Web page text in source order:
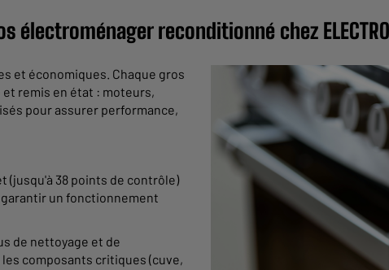
électroménager reconditionné chez ELECTRO
et économiques. Chaque gros
remis en état : moteurs,
pour assurer performance,
(jusqu'à 38 points de contrôle)
un fonctionnement
de nettoyage et de
composants critiques (cuve,